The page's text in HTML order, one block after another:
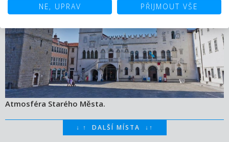
Atmosféra Starého Města.
↓ ↑ DALŠÍ MÍSTA ↓ ↑
NE, UPRAV PŘIJMOUT VŠE